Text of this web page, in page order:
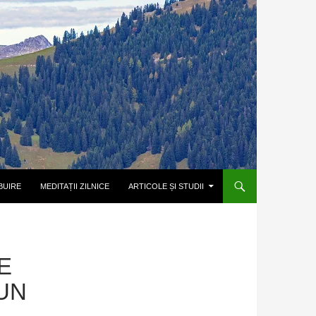
MEDITAȚII ZILNICE ARTICOLE ȘI STUDII